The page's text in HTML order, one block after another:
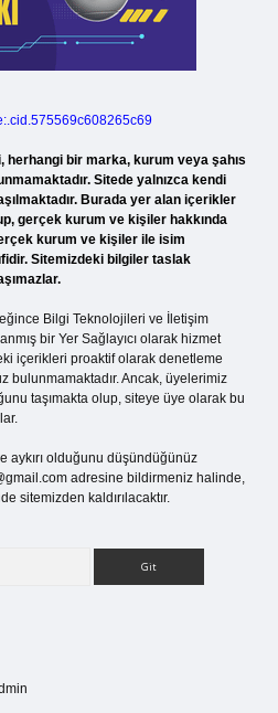
herhangi bir marka, kurum veya şahıs
Sitede yalnızca kendi
Burada yer alan içerikler
gerçek kurum ve kişiler hakkında
kurum ve kişiler ile isim
Sitemizdeki bilgiler taslak
Bilgi Teknolojileri ve İletişim
bir Yer Sağlayıcı olarak hizmet
içerikleri proaktif olarak denetleme
bulunmamaktadır. Ancak, üyelerimiz
taşımakta olup, siteye üye olarak bu
aykırı olduğunu düşündüğünüz
adresine bildirmeniz halinde,
sitemizden kaldırılacaktır.